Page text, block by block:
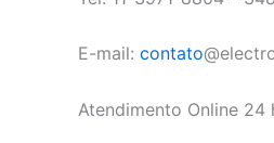
E-mail: contato
Atendimento Online